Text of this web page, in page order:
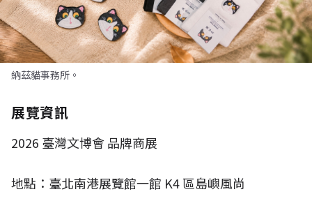
納茲貓事務所。
展覽資訊
2026 臺灣文博會 品牌商展
地點：臺北南港展覽館一館 K4區島嶼風尚